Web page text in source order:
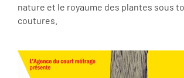
nature et le royaume des plantes sous
coutures.